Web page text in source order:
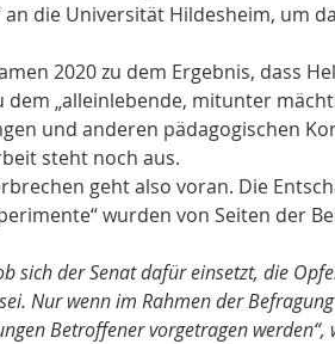
an die Universität Hildesheim, um
2020 zu dem Ergebnis, dass
dem „alleinlebende, mitunter
und anderen pädagogischen
steht noch aus.
geht also voran. Die
wurden von Seiten der
sich der Senat dafür einsetzt, die
Nur wenn im Rahmen der
Betroffener vorgetragen